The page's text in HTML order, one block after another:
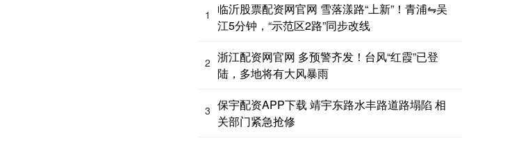
1
临沂股票配资网官网 雪落漾路“上新”！青浦⇋吴
江5分钟，“示范区2路”同步改线
2 浙江配资网官网 多预警齐发！台风“红霞”已登
陆，多地将有大风暴雨
3 保宇配资APP下载 靖宇东路水丰路道路塌陷 相
关部门紧急抢修